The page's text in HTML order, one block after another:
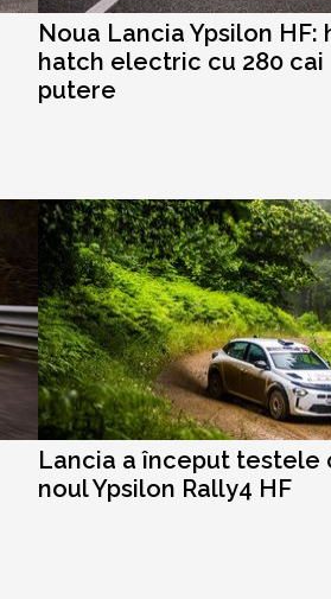
Noua Lancia Ypsilon HF:
hatch electric cu 280 cai
putere
Lancia a început testele
noul Ypsilon Rally4 HF